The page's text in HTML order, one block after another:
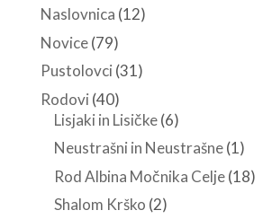
Naslovnica (12)
Novice(79)
Pustolovci (31)
Rodovi (40)
Lisjaki in Lisičke(6)
Neustrašni in Neustrašne(1)
Rod Albina Močnika Celje(18)
Shalom Krško (2)